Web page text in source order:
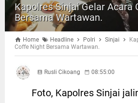
Kapolres Sinjai Gelar Acara
Bersama Wartawan.
Home Headline Polri Sinjai
Coffe Night Bersama Wartawan.
Rusli Cikoang 08:55:00
Foto, Kapolres Sinjai